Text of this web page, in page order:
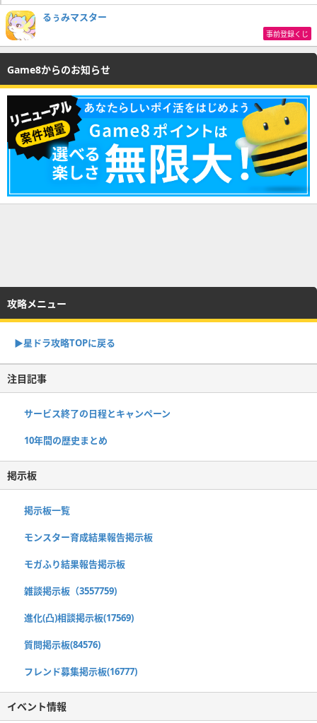
るぅみマスター
事前登録くじ
Game8からのお知らせ
攻略メニュー
▶︎星ドラ攻略TOPに戻る
注目記事
サービス終了の日程とキャンペーン
10年間の歴史まとめ
掲示板
掲示板一覧
モンスター育成結果報告掲示板
モガふり結果報告掲示板
雑談掲示板（3557759)
進化(凸)相談掲示板(17569)
質問掲示板(84576)
フレンド募集掲示板(16777)
イベント情報